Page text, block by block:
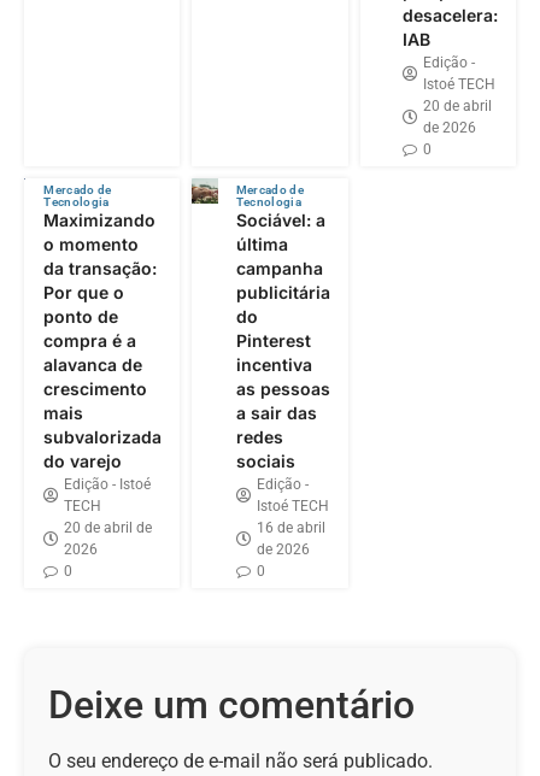
desacelera:
IAB
Edição -
Istoé TECH
20 de abril
de 2026
0
Mercado de
Tecnologia
Maximizando
o momento
da transação:
Por que o
ponto de
compra é a
alavanca de
crescimento
mais
subvalorizada
do varejo
Edição - Istoé
TECH
20 de abril de
2026
0
Mercado de
Tecnologia
Sociável: a
última
campanha
publicitária
do
Pinterest
incentiva
as pessoas
a sair das
redes
sociais
Edição -
Istoé TECH
16 de abril
de 2026
0
Deixe um comentário
O seu endereço de e-mail não será publicado.